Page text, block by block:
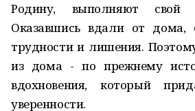
Родину, выполняют свой
Оказавшись вдали от дома,
трудности и лишения.
из дома - по прежнему
вдохновения, который
уверенности.